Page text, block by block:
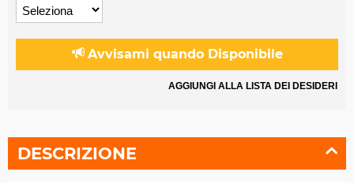
Avvisami quando Disponibile
AGGIUNGI ALLA LISTA DEI DESIDERI
DESCRIZIONE